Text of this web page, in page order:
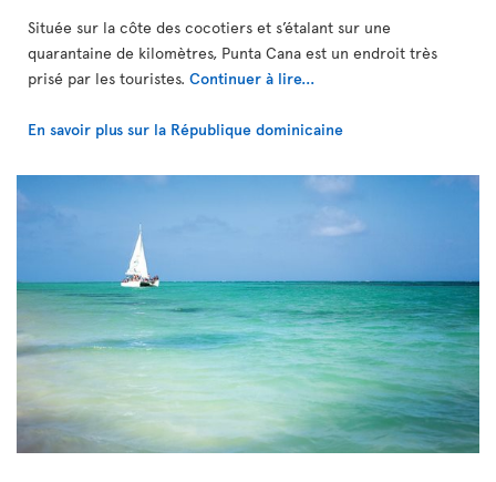
Située sur la côte des cocotiers et s’étalant sur une
quarantaine de kilomètres, Punta Cana est un endroit très
prisé par les touristes. Continuer à lire...
En savoir plus sur la République dominicaine